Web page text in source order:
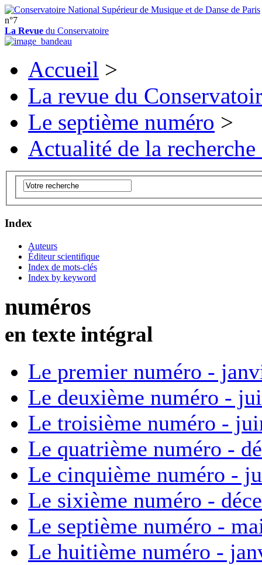
n°7
La Revue du Conservatoire
Accueil >
La revue du
Le septième numéro >
Actualité de la
Index
Auteurs
Éditeur scientifique
Index de mots-clés
Index by keyword
numéros
en texte intégral
Le premier numéro -
Le deuxième numéro -
Le troisième numéro -
Le quatrième numéro -
Le cinquième numéro -
Le sixième numéro -
Le septième numéro -
Le huitième numéro -